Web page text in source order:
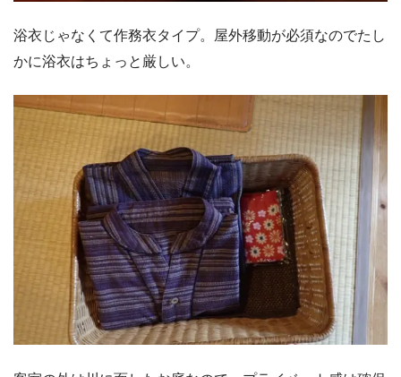
浴衣じゃなくて作務衣タイプ。屋外移動が必須なのでたし
かに浴衣はちょっと厳しい。